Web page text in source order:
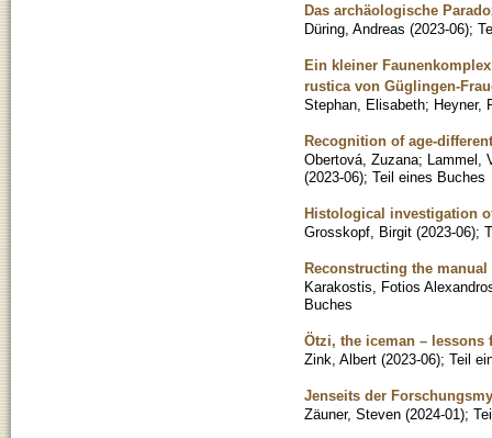
Das archäologische
Düring, Andreas (2023-06);
Ein kleiner
rustica von Güglingen-
Stephan, Elisabeth; Heyner,
Recognition of age-
Obertová, Zuzana;
Lammel,
(2023-06); Teil eines Buches
Histological investigation
Grosskopf, Birgit (2023-06);
Reconstructing the
Karakostis, Fotios
Buches
Ötzi, the iceman –
Zink, Albert (2023-06); Teil
Jenseits der
Zäuner, Steven (2024-01 );